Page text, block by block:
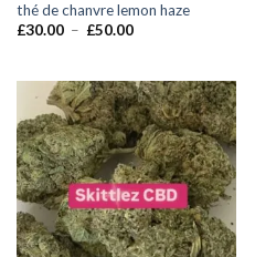
thé de chanvre lemon haze
£30.00 – £50.00Plage
à
£50.00